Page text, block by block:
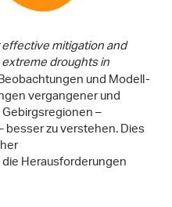
mitigation and
extreme droughts in
und Modell-
vergangener und
–
zu verstehen. Dies
Herausforderungen